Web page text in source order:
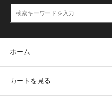
ホーム
カートを見る